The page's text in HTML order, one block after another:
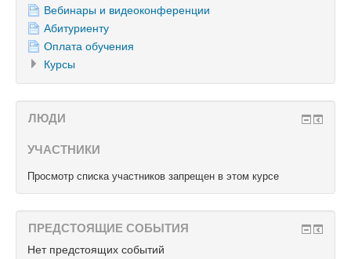
Вебинары и видеоконференции
Абитуриенту
Оплата обучения
Курсы
ЛЮДИ
УЧАСТНИКИ
Просмотр списка участников запрещен в этом курсе
ПРЕДСТОЯЩИЕ СОБЫТИЯ
Нет предстоящих событий